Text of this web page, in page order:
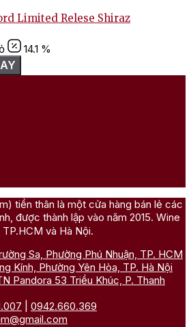
Limited Relese Shiraz
14.1 %
tiền thân là một cửa hàng bán lẻ các
được thành lập vào năm 2015. Wine
và Hà Nội.
Sa, Phường Phú Nhuận, TP. HCM
Kính, Phường Yên Hòa, TP. Hà Nội
Pandora 53 Triều Khúc, P. Thanh
0942.660.369